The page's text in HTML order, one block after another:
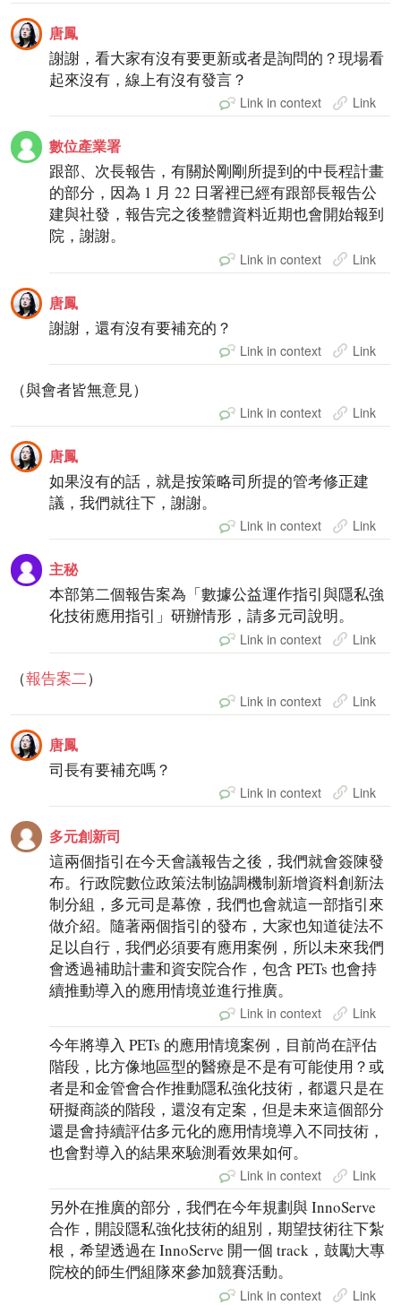
唐鳳
謝謝，看大家有沒有要更新或者是詢問的？現場看
起來沒有，線上有沒有發言？
Link in context Link
數位產業署
跟部、次長報告，有關於剛剛所提到的中長程計畫
的部分，因為 1 月 22 日署裡已經有跟部長報告公
建與社發，報告完之後整體資料近期也會開始報到
院，謝謝。
Link in context Link
唐鳳
謝謝，還有沒有要補充的？
Link in context Link
（與會者皆無意見）
Link in context Link
唐鳳
如果沒有的話，就是按策略司所提的管考修正建
議，我們就往下，謝謝。
Link in context Link
主秘
本部第二個報告案為「數據公益運作指引與隱私強
化技術應用指引」研辦情形，請多元司說明。
Link in context Link
（報告案二）
Link in context Link
唐鳳
司長有要補充嗎？
Link in context Link
多元創新司
這兩個指引在今天會議報告之後，我們就會簽陳發
布。行政院數位政策法制協調機制新增資料創新法
制分組，多元司是幕僚，我們也會就這一部指引來
做介紹。隨著兩個指引的發布，大家也知道徒法不
足以自行，我們必須要有應用案例，所以未來我們
會透過補助計畫和資安院合作，包含 PETs 也會持
續推動導入的應用情境並進行推廣。
Link in context Link
今年將導入 PETs 的應用情境案例，目前尚在評估
階段，比方像地區型的醫療是不是有可能使用？或
者是和金管會合作推動隱私強化技術，都還只是在
研擬商談的階段，還沒有定案，但是未來這個部分
還是會持續評估多元化的應用情境導入不同技術，
也會對導入的結果來驗測看效果如何。
Link in context Link
另外在推廣的部分，我們在今年規劃與 InnoServe
合作，開設隱私強化技術的組別，期望技術往下紮
根，希望透過在 InnoServe 開一個 track，鼓勵大專
院校的師生們組隊來參加競賽活動。
Link in context Link